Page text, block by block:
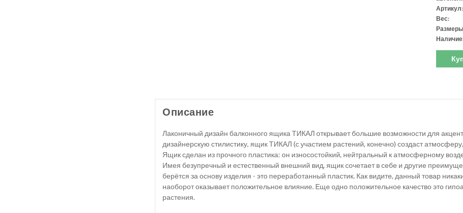
Артикул:
Вес:
Описание
Лаконичный дизайн балконного ящика ТИКАЛ открывает большие возможности для
дизайнерскую стилистику, ящик ТИКАЛ (с участием растений, конечно) создаст
Ящик сделан из прочного пластика: он износостойкий, нейтральный к атмосферному
Имея безупречный и естественный внешний вид, ящик сочетает в себе и другие
берётся за основу изделия - это переработанный пластик. Как видите, данный товар
наоборот оказывает положительное влияние. Еще одно положительное качество это
растения.